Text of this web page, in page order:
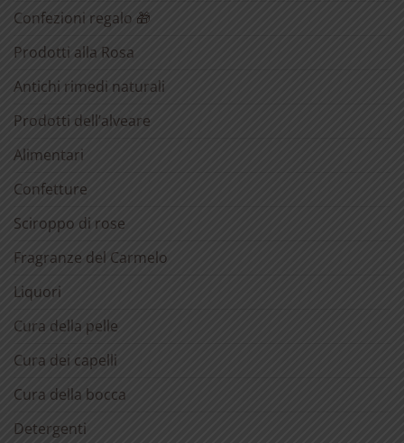
Confezioni regalo 🎁
Prodotti alla Rosa
Antichi rimedi naturali
Prodotti dell’alveare
Alimentari
Confetture
Sciroppo di rose
Fragranze del Carmelo
Liquori
Cura della pelle
Cura dei capelli
Cura della bocca
Detergenti